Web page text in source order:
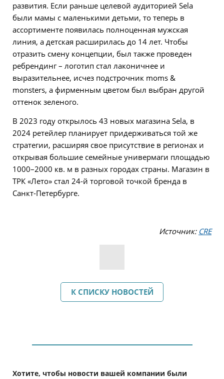
развития. Если раньше целевой аудиторией Sela
были мамы с маленькими детьми, то теперь в
ассортименте появилась полноценная мужская
линия, а детская расширилась до 14 лет. Чтобы
отразить смену концепции, был также проведен
ребрендинг – логотип стал лаконичнее и
выразительнее, исчез подстрочник moms &
monsters, а фирменным цветом был выбран другой
оттенок зеленого.
В 2023 году открылось 43 новых магазина Sela, в
2024 ретейлер планирует придерживаться той же
стратегии, расширяя свое присутствие в регионах и
открывая большие семейные универмаги площадью
1000–2000 кв. м в разных городах страны. Магазин в
ТРК «Лето» стал 24-й торговой точкой бренда в
Санкт-Петербурге.
Источник: CRE
К СПИСКУ НОВОСТЕЙ
Хотите, чтобы новости вашей компании были